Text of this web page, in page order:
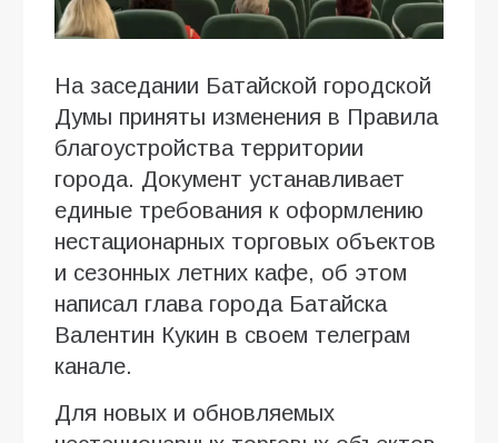
На заседании Батайской городской
Думы приняты изменения в Правила
благоустройства территории
города. Документ устанавливает
единые требования к оформлению
нестационарных торговых объектов
и сезонных летних кафе, об этом
написал глава города Батайска
Валентин Кукин в своем телеграм
канале.
Для новых и обновляемых